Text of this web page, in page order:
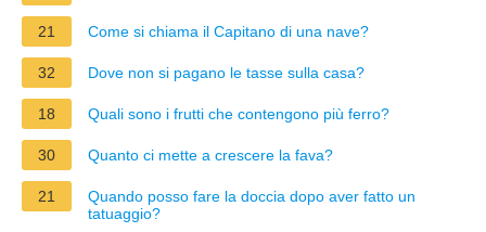
21 Come si chiama il Capitano di una nave?
32 Dove non si pagano le tasse sulla casa?
18 Quali sono i frutti che contengono più ferro?
30 Quanto ci mette a crescere la fava?
21
Quando posso fare la doccia dopo aver fatto un
tatuaggio?